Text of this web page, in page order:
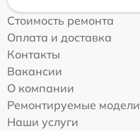
Стоимость ремонта
Оплата и доставка
Контакты
Вакансии
О компании
Ремонтируемые модели
Наши услуги